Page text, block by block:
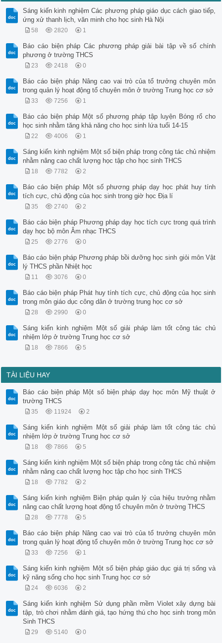
Sáng kiến kinh nghiệm Các phương pháp giáo dục cách giao tiếp,
ứng xử thanh lịch, văn minh cho học sinh Hà Nội
58 2820 1
Báo cáo biện pháp Các phương pháp giải bài tập về số chính
phương ở trường THCS
23 2418 0
Báo cáo biện pháp Nâng cao vai trò của tổ trưởng chuyên môn
trong quản lý hoạt động tổ chuyên môn ở trường Trung học cơ sở
33 7256 1
Báo cáo biện pháp Một số phương pháp tập luyện Bóng rổ cho
học sinh nhằm tăng khả năng cho học sinh lứa tuổi 14-15
22 4006 1
Sáng kiến kinh nghiệm Một số biện pháp trong công tác chủ nhiệm
nhằm nâng cao chất lượng học tập cho học sinh THCS
18 7782 2
Báo cáo biện pháp Một số phương pháp dạy học phát huy tính
tích cực, chủ động của học sinh trong giờ học Địa lí
35 2740 2
Báo cáo biện pháp Phương pháp dạy học tích cực trong quá trình
dạy học bộ môn Âm nhạc THCS
25 2776 0
Báo cáo biện pháp Phương pháp bồi dưỡng học sinh giỏi môn Vật
lý THCS phần Nhiệt học
11 3076 0
Báo cáo biện pháp Phát huy tính tích cực, chủ động của học sinh
trong môn giáo dục công dân ở trường trung học cơ sở
28 2990 0
Sáng kiến kinh nghiệm Một số giải pháp làm tốt công tác chủ
nhiệm lớp ở trường Trung học cơ sở
18 7866 5
TÀI LIỆU HAY
Báo cáo biện pháp Một số biện pháp dạy học môn Mỹ thuật ở
trường THCS
35 11924 2
Sáng kiến kinh nghiệm Một số giải pháp làm tốt công tác chủ
nhiệm lớp ở trường Trung học cơ sở
18 7866 5
Sáng kiến kinh nghiệm Một số biện pháp trong công tác chủ nhiệm
nhằm nâng cao chất lượng học tập cho học sinh THCS
18 7782 2
Sáng kiến kinh nghiệm Biện pháp quản lý của hiệu trưởng nhằm
nâng cao chất lượng hoạt động tổ chuyên môn ở trường THCS
28 7778 5
Báo cáo biện pháp Nâng cao vai trò của tổ trưởng chuyên môn
trong quản lý hoạt động tổ chuyên môn ở trường Trung học cơ sở
33 7256 1
Sáng kiến kinh nghiệm Một số biện pháp giáo dục giá trị sống và
kỹ năng sống cho học sinh Trung học cơ sở
24 6036 2
Sáng kiến kinh nghiệm Sử dụng phần mềm Violet xây dựng bài
tập, trò chơi nhằm đánh giá, tạo hứng thú cho học sinh trong môn
Sinh THCS
29 5140 0